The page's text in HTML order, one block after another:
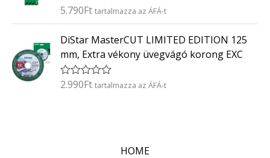
s
:
/
5
É
é
e
l
é
s
5.790Ft tartalmazza az ÁFÁ-t
DiStar MasterCUT LIMITED EDITION 125
mm, Extra vékony üvegvágó korong EXC
É
2.990Ft tartalmazza az ÁFÁ-t
HOME